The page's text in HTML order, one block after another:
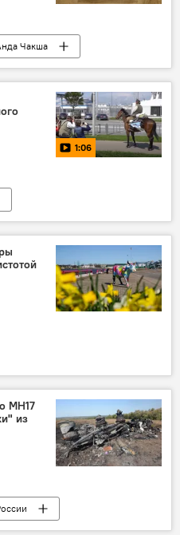
Чакша
1:06
Лучшие видео о чемпионате мира по футболу-2018 в России
в России
Латвия
Вентспилс
MH17
из